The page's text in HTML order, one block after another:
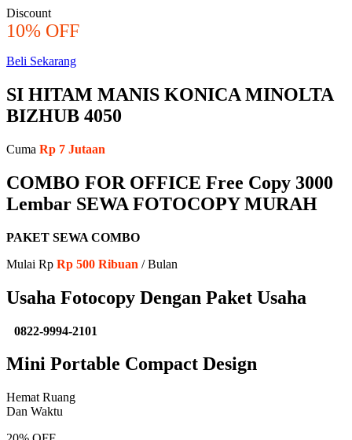
Discount
10% OFF
Beli Sekarang
SI HITAM MANIS KONICA MINOLTA
BIZHUB 4050
Cuma Rp 7 Jutaan
COMBO FOR OFFICE Free Copy 3000
Lembar SEWA FOTOCOPY MURAH
PAKET SEWA COMBO
Mulai Rp Rp 500 Ribuan / Bulan
Usaha Fotocopy Dengan Paket Usaha
0822-9994-2101
Mini Portable Compact Design
Hemat Ruang
Dan Waktu